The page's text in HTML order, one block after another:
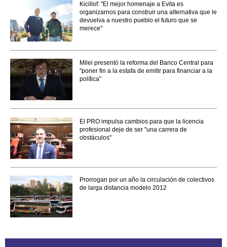
Kicillof: "El mejor homenaje a Evita es
organizarnos para construir una alternativa que le
devuelva a nuestro pueblo el futuro que se
merece"
Milei presentó la reforma del Banco Central para
"poner fin a la estafa de emitir para financiar a la
política"
El PRO impulsa cambios para que la licencia
profesional deje de ser "una carrera de
obstáculos"
Prorrogan por un año la circulación de colectivos
de larga distancia modelo 2012